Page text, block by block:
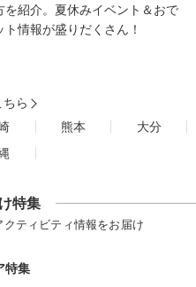
を紹介。夏休みイベント＆おで
ト情報が盛りだくさん！
ら
熊本
大分
特集
ティビティ情報をお届け
特集